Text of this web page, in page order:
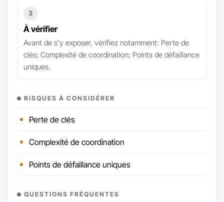
3
À vérifier
Avant de s'y exposer, vérifiez notamment: Perte de
clés; Complexité de coordination; Points de défaillance
uniques.
RISQUES À CONSIDÉRER
Perte de clés
Complexité de coordination
Points de défaillance uniques
QUESTIONS FRÉQUENTES